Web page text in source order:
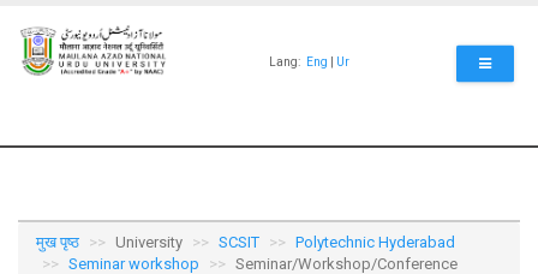
main
content
Lang: Eng Ur
मुख पृष्ठ University SCSIT
Polytechnic Hyderabad
Seminar workshop
Seminar/Workshop/Conference